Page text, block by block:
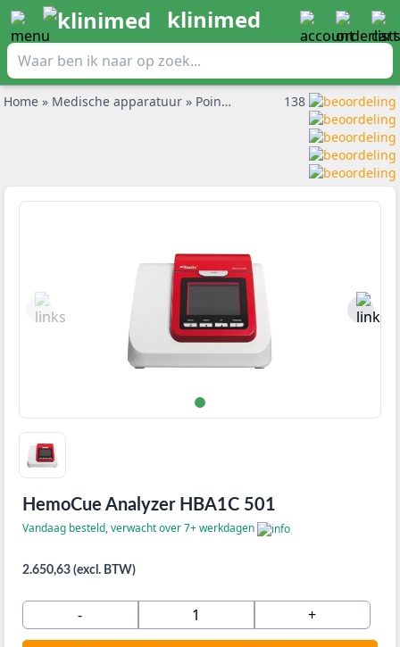
klinimed
Home » Medische apparatuur » Point of Care Diagnostiek »
138
HemoCue Analyzer HBA1C 501
Vandaag besteld, verwacht over 7+ werkdagen
2.650,63 (excl. BTW)
- +